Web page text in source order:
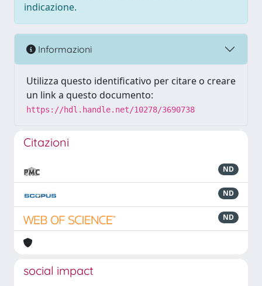
indicazione.
Informazioni
Utilizza questo identificativo per citare o creare
un link a questo documento:
https://hdl.handle.net/10278/3690738
Citazioni
ND
ND
ND
social impact